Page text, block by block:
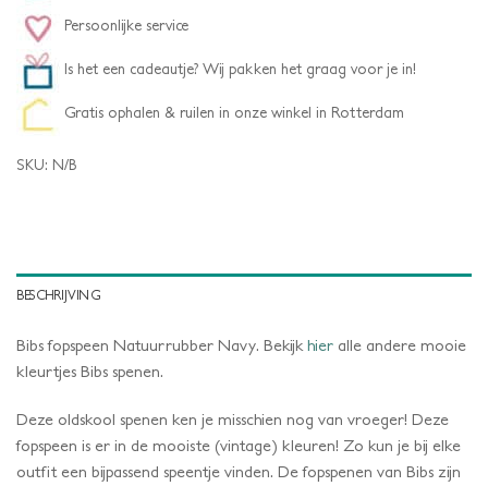
Persoonlijke service
Is het een cadeautje? Wij pakken het graag voor je in!
Gratis ophalen & ruilen in onze winkel in Rotterdam
SKU: N/B
BESCHRIJVING
Bibs fopspeen Natuurrubber Navy. Bekijk hier alle andere mooie
kleurtjes Bibs spenen.
Deze oldskool spenen ken je misschien nog van vroeger! Deze
fopspeen is er in de mooiste (vintage) kleuren! Zo kun je bij elke
outfit een bijpassend speentje vinden. De fopspenen van Bibs zijn